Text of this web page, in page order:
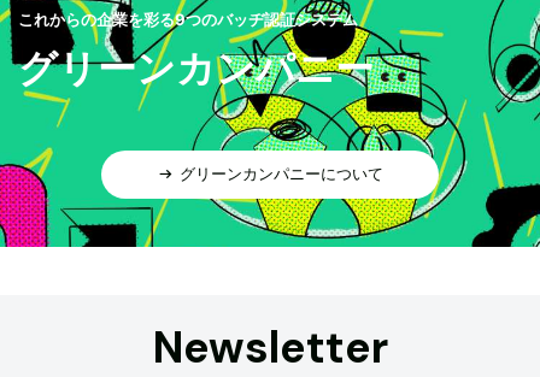
これからの企業を彩る9つのバッヂ認証システム
グリーンカンパニー
グリーンカンパニーについて
Newsletter